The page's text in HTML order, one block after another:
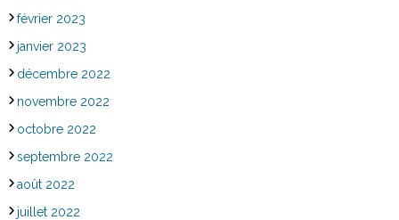
février 2023
janvier 2023
décembre 2022
novembre 2022
octobre 2022
septembre 2022
août 2022
juillet 2022